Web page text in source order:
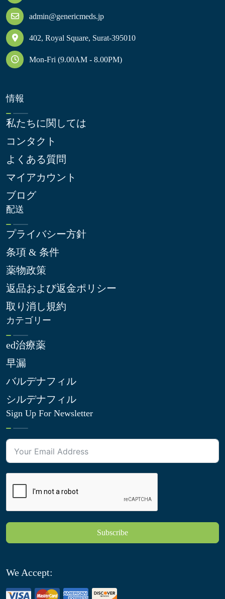
admin@genericmeds.jp
402, Royal Square, Surat-395010
Mon-Fri (9.00AM - 8.00PM)
情報
私たちに関しては
コンタクト
よくある質問
マイアカウント
ブログ
配送
プライバシー方針
条項 & 条件
薬物政策
返品および返金ポリシー
取り消し規約
カテゴリー
ed治療薬
早漏
バルデナフィル
シルデナフィル
Sign Up For Newsletter
Subscribe
We Accept: